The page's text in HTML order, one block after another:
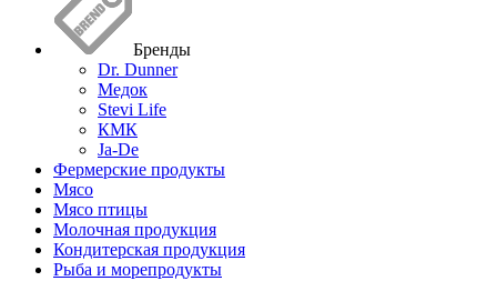
Бренды
Dr. Dunner
Медок
Stevi Life
КМК
Ja-De
Фермерские продукты
Мясо
Мясо птицы
Молочная продукция
Кондитерская продукция
Рыба и морепродукты